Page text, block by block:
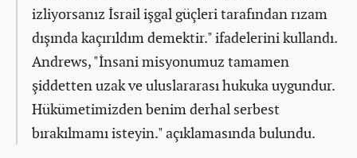
izliyorsanız İsrail işgal güçleri tarafından rızam
dışında kaçırıldım demektir." ifadelerini kullandı.
Andrews, "İnsani misyonumuz tamamen
şiddetten uzak ve uluslararası hukuka uygundur.
Hükümetimizden benim derhal serbest
bırakılmamı isteyin." açıklamasında bulundu.